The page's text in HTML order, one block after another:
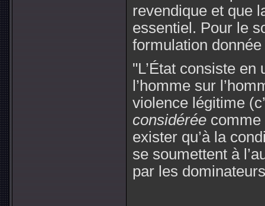
revendique et que
essentiel . Pour le
formulation
"L’État consiste
l’homme sur
violence légitime
considérée comme
exister qu’à la
se soumettent à
par les